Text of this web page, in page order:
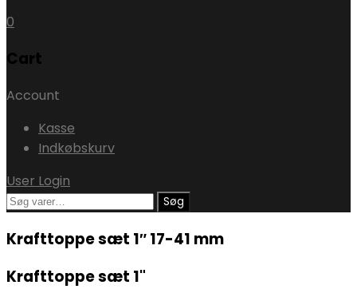
0
Cart
Account
Kasse
Indkøbskurv
User Login
Søg
Søg
Krafttoppe sæt 1″ 17-41 mm
Krafttoppe sæt 1"